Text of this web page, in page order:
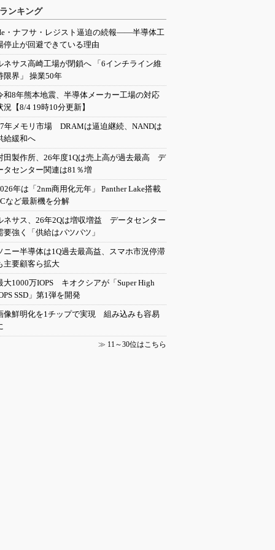
ンキング
・ナフサ・レジスト逼迫の続報――半導体工
停止が回避できている理由
ネサス高崎工場が閉鎖へ 「6インチライン維
限界」 操業50年
和8年熊本地震、半導体メーカー工場の対応
況【8/4 19時10分更新】
年メモリ市場 DRAMは逼迫継続、NANDは
給緩和へ
田製作所、26年度1Qは売上高が過去最高 デ
タセンター関連は81％増
年は「2nm商用化元年」 Panther Lake搭載
など最新機を分解
ネサス、26年2Qは増収増益 データセンター
要強く「供給はパツパツ」
ニー半導体は1Q過去最高益、スマホ市況停滞
主要顧客ら拡大
大1000万IOPS キオクシアが「Super High
SSD」第1弾を開発
像鮮明化を1チップで実現 組み込みも容易
≫ 11～30位はこちら